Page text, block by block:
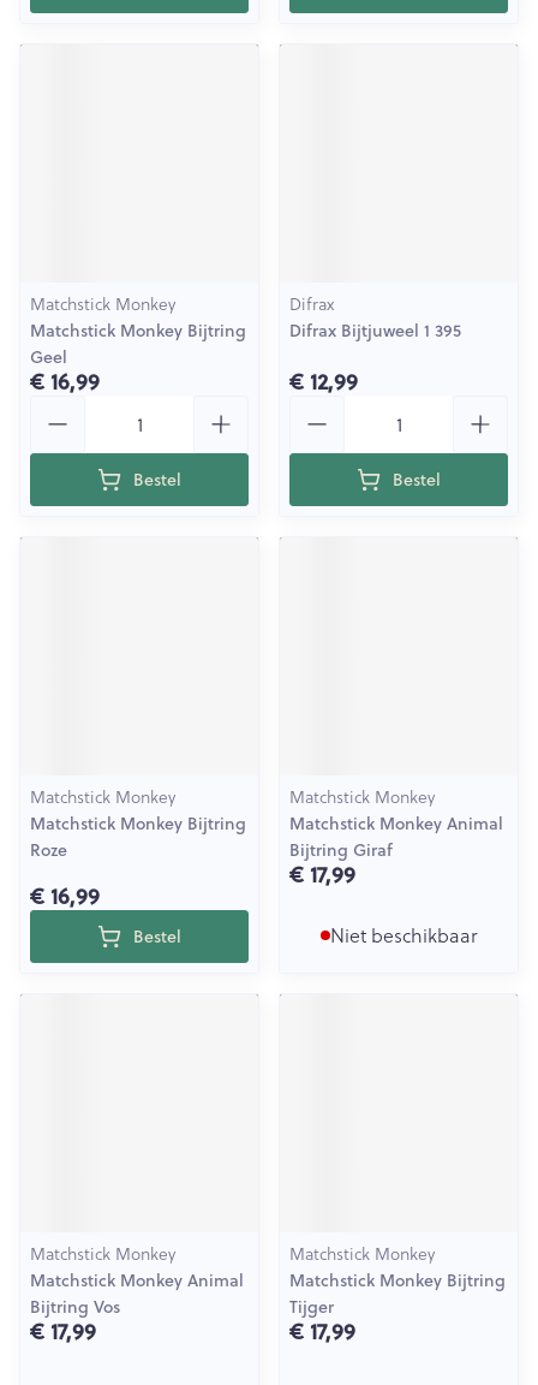
Matchstick Monkey
Matchstick Monkey Bijtring
Geel
€ 16,99
Bestel
Difrax
Difrax Bijtjuweel 1 395
€ 12,99
Bestel
Matchstick Monkey
Matchstick Monkey Bijtring
Roze
€ 16,99
Bestel
Matchstick Monkey
Matchstick Monkey Animal
Bijtring Giraf
€ 17,99
Niet beschikbaar
Matchstick Monkey
Matchstick Monkey Animal
Bijtring Vos
€ 17,99
Matchstick Monkey
Matchstick Monkey Bijtring
Tijger
€ 17,99